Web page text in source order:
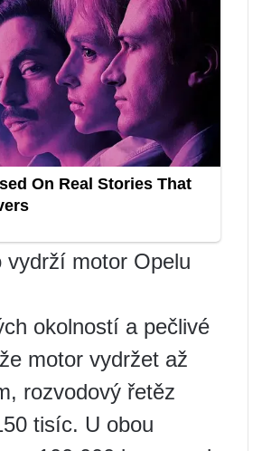
vydrží motor Opelu
okolností a pečlivé
motor vydržet až
rozvodový řetěz
tisíc. U obou